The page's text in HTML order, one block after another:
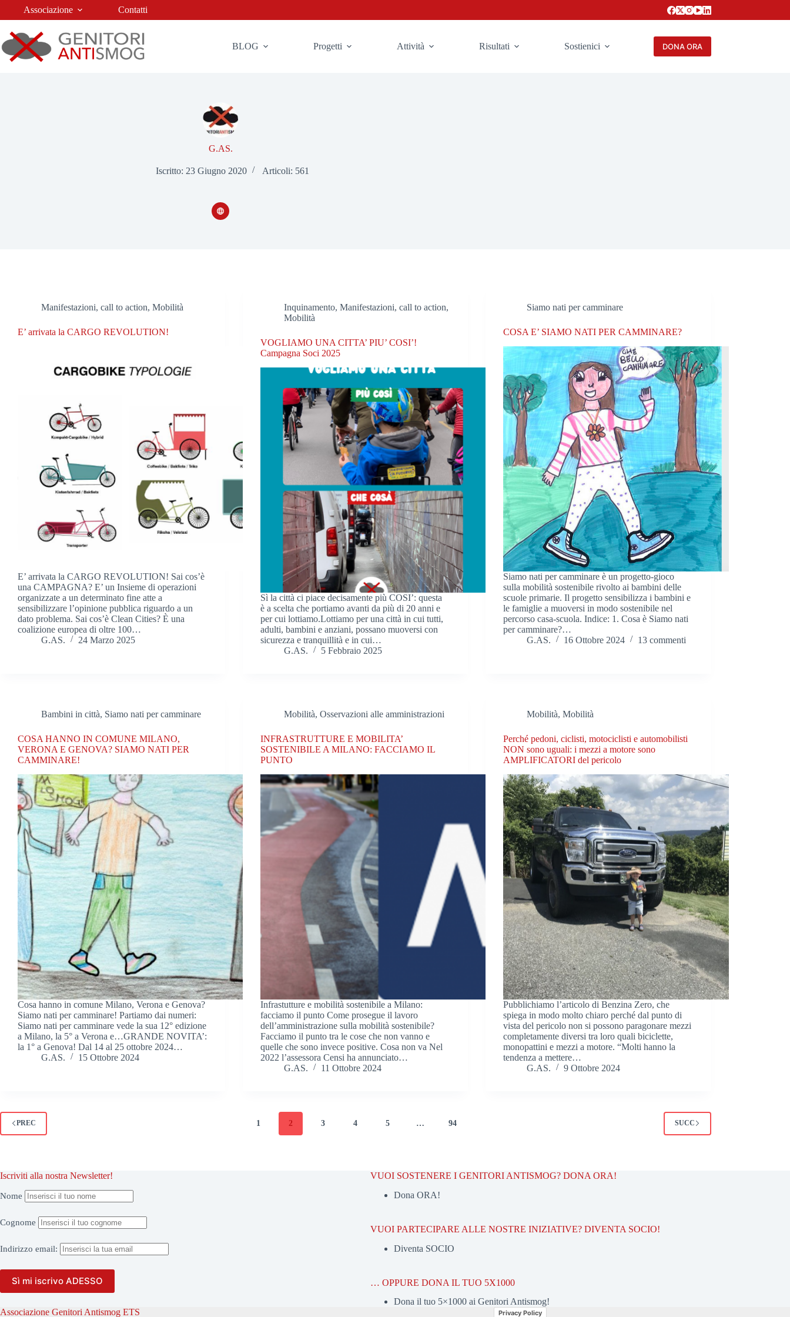
Associazione Contatti
BLOG Progetti Attività Risultati Sostienici DONA ORA
G.AS.
Iscritto: 23 Giugno 2020 Articoli: 561
Manifestazioni, call to action, Mobilità
E’ arrivata la CARGO REVOLUTION!
E’ arrivata la CARGO REVOLUTION! Sai cos’è
una CAMPAGNA? E’ un Insieme di operazioni
organizzate a un determinato fine atte a
sensibilizzare l’opinione pubblica riguardo a un
dato problema. Sai cos’è Clean Cities? È una
coalizione europea di oltre 100…
G.AS.
24 Marzo 2025
Inquinamento,Manifestazioni, call to action,
Mobilità
VOGLIAMO UNA CITTA’ PIU’ COSI’!
Campagna Soci 2025
Sì la città ci piace decisamente più COSI’: questa
è a scelta che portiamo avanti da più di 20 anni e
per cui lottiamo.Lottiamo per una città in cui tutti,
adulti, bambini e anziani, possano muoversi con
sicurezza e tranquillità e in cui…
G.AS.
5 Febbraio 2025
Siamo nati per camminare
COSA E’ SIAMO NATI PER CAMMINARE?
Siamo nati per camminare è un progetto-gioco
sulla mobilità sostenibile rivolto ai bambini delle
scuole primarie. Il progetto sensibilizza i bambini e
le famiglie a muoversi in modo sostenibile nel
percorso casa-scuola. Indice: 1. Cosa è Siamo nati
per camminare?…
G.AS.
16 Ottobre 2024 13 commenti
Bambini in città, Siamo nati per camminare
COSA HANNO IN COMUNE MILANO,
VERONA E GENOVA? SIAMO NATI PER
CAMMINARE!
Cosa hanno in comune Milano, Verona e Genova?
Siamo nati per camminare! Partiamo dai numeri:
Siamo nati per camminare vede la sua 12° edizione
a Milano, la 5° a Verona e…GRANDE NOVITA’:
la 1° a Genova! Dal 14 al 25 ottobre 2024…
G.AS.
15 Ottobre 2024
Mobilità,Osservazioni alle amministrazioni
INFRASTRUTTURE E MOBILITA’
SOSTENIBILE A MILANO: FACCIAMO IL
PUNTO
Infrastutture e mobilità sostenibile a Milano:
facciamo il punto Come prosegue il lavoro
dell’amministrazione sulla mobilità sostenibile?
Facciamo il punto tra le cose che non vanno e
quelle che sono invece positive. Cosa non va Nel
2022 l’assessora Censi ha annunciato…
G.AS.
11 Ottobre 2024
Mobilità,Mobilità
Perché pedoni, ciclisti, motociclisti e automobilisti
NON sono uguali: i mezzi a motore sono
AMPLIFICATORI del pericolo
Pubblichiamo l’articolo di Benzina Zero, che
spiega in modo molto chiaro perché dal punto di
vista del pericolo non si possono paragonare mezzi
completamente diversi tra loro quali biciclette,
monopattini e mezzi a motore. “Molti hanno la
tendenza a mettere…
G.AS.
9 Ottobre 2024
PREC 1 2 3 4 5 … 94 SUCC
Iscriviti alla nostra Newsletter!
Nome
Cognome
Indirizzo email:
VUOI SOSTENERE I GENITORI ANTISMOG? DONA ORA!
Dona ORA!
VUOI PARTECIPARE ALLE NOSTRE INIZIATIVE? DIVENTA SOCIO!
Diventa SOCIO
… OPPURE DONA IL TUO 5X1000
Dona il tuo 5×1000 ai Genitori Antismog!
Associazione Genitori Antismog ETS
Privacy Policy